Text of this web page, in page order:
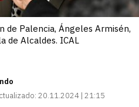
de Palencia, Ángeles Armisén,
de Alcaldes. ICAL
20.11.2024 | 21:15